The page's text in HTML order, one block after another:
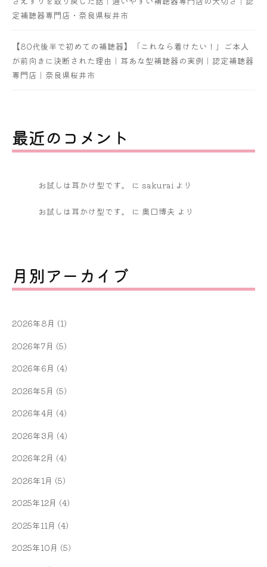
定補聴器専門店・奈良県桜井市
【80代後半で初めての補聴器】「これなら着けたい！」ご本人
が前向きに決断された理由｜耳あな型補聴器の実例｜認定補聴器
専門店｜奈良県桜井市
最近のコメント
お試しは耳かけ型です。 に sakuraiより
お試しは耳かけ型です。 に 奥口博夫 より
月別アーカイブ
2026年8月 (1)
2026年7月 (5)
2026年6月 (4)
2026年5月 (5)
2026年4月 (4)
2026年3月 (4)
2026年2月 (4)
2026年1月 (5)
2025年12月 (4)
2025年11月 (4)
2025年10月 (5)